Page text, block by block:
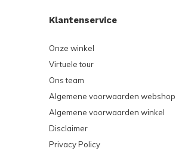
Klantenservice
Onze winkel
Virtuele tour
Ons team
Algemene voorwaarden webshop
Algemene voorwaarden winkel
Disclaimer
Privacy Policy